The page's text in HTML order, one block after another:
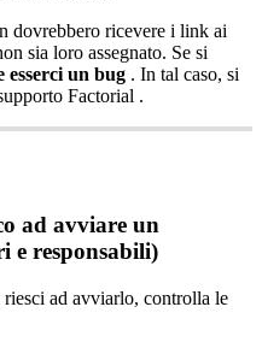
dovrebbero ricevere i link ai
sia loro assegnato. Se si
esserci un bug . In tal caso, si
Factorial .
ad avviare un
e responsabili)
riesci ad avviarlo, controlla le